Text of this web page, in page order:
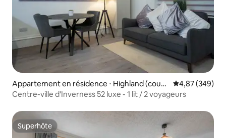
Appartement en résidence ⋅ Highland (coun
cil area)
Évaluation
4,87 (349)
Centre-ville d'Inverness 52 luxe - 1 lit / 2 voyageurs
Superhôte
Superhôte